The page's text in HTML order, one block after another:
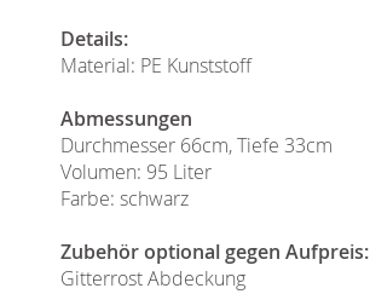
Details:
Material: PE Kunststoff
Abmessungen
Durchmesser 66cm, Tiefe 33cm
Volumen: 95 Liter
Farbe: schwarz
Zubehör optional gegen Aufpreis:
Gitterrost Abdeckung